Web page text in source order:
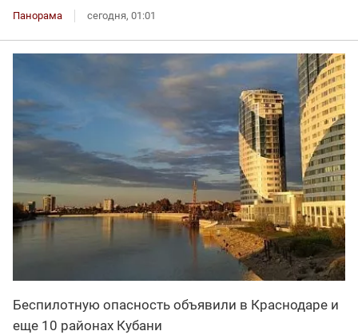
Панорама сегодня, 01:01
Беспилотную опасность объявили в Краснодаре и
еще 10 районах Кубани